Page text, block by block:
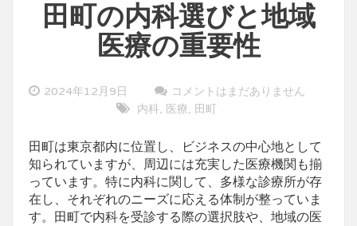
田町の内科選びと地域
医療の重要性
2024年12月9日
コメントはまだありません
内科
医療 田町
田町は東京都内に位置し、ビジネスの中心地として
知られていますが、周辺には充実した医療機関も揃
っています。 特に内科に関して、多様な診療所が存
在し、それぞれのニーズに応える体制が整っていま
す。田町で内科を受診する際の選択肢や、地域の医